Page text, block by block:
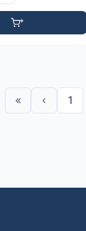
« ‹ 1